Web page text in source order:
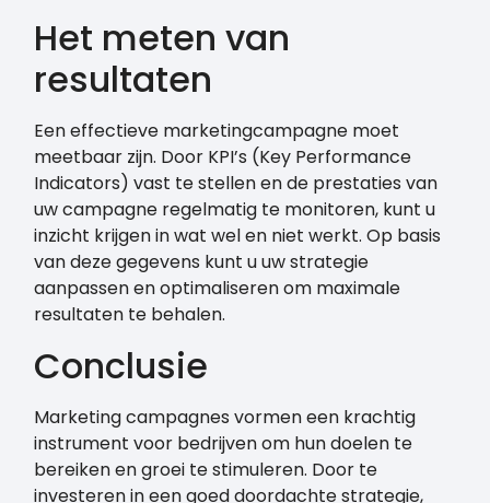
Het meten van
resultaten
Een effectieve marketingcampagne moet
meetbaar zijn. Door KPI’s (Key Performance
Indicators) vast te stellen en de prestaties van
uw campagne regelmatig te monitoren, kunt u
inzicht krijgen in wat wel en niet werkt. Op basis
van deze gegevens kunt u uw strategie
aanpassen en optimaliseren om maximale
resultaten te behalen.
Conclusie
Marketing campagnes vormen een krachtig
instrument voor bedrijven om hun doelen te
bereiken en groei te stimuleren. Door te
investeren in een goed doordachte strategie,